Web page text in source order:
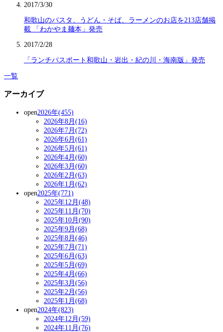
2017/3/30
和歌山のパスタ、うどん・そば、ラーメンのお店を213店舗掲
載 「わかやま麺本」発売
2017/2/28
「ランチパスポート和歌山・岩出・紀の川・海南版」発売
一覧
アーカイブ
open2026年(455)
2026年8月(16)
2026年7月(72)
2026年6月(61)
2026年5月(61)
2026年4月(60)
2026年3月(60)
2026年2月(63)
2026年1月(62)
open2025年(771)
2025年12月(48)
2025年11月(70)
2025年10月(90)
2025年9月(68)
2025年8月(46)
2025年7月(71)
2025年6月(63)
2025年5月(69)
2025年4月(66)
2025年3月(56)
2025年2月(56)
2025年1月(68)
open2024年(823)
2024年12月(59)
2024年11月(76)